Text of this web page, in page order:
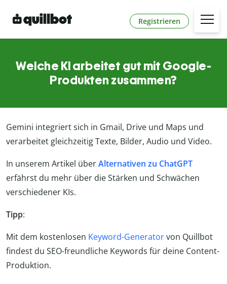
Registrieren
Welche KI arbeitet gut mit Google-
Produkten zusammen?
Gemini integriert sich in Gmail, Drive und Maps und
verarbeitet gleichzeitig Texte, Bilder, Audio und Video.
In unserem Artikel überAlternativen zu ChatGPT
erfährst du mehr über die Stärken und Schwächen
verschiedener KIs.
Tipp:
Mit dem kostenlosen Keyword-Generatorvon Quillbot
findest du SEO-freundliche Keywords für deine Content-
Produktion.